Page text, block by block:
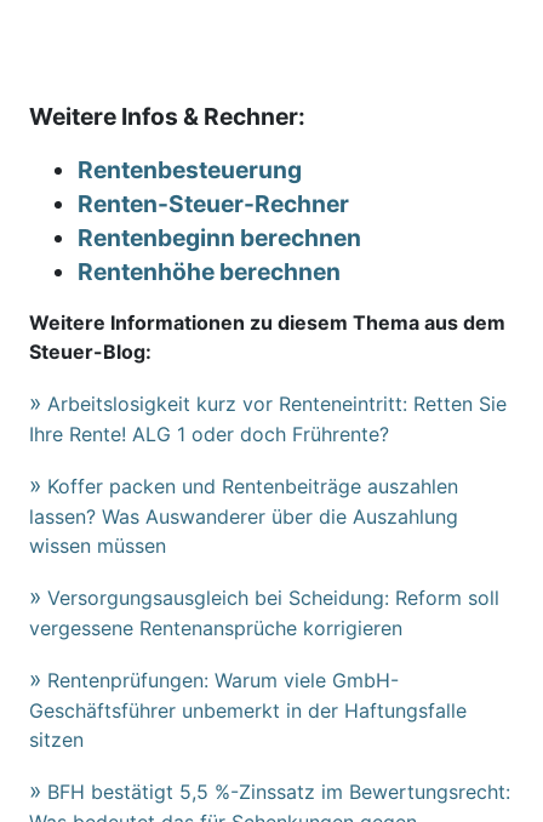
Weitere Infos & Rechner:
Rentenbesteuerung
Renten-Steuer-Rechner
Rentenbeginn berechnen
Rentenhöhe berechnen
Weitere Informationen zu diesem Thema aus dem
Steuer-Blog:
Arbeitslosigkeit kurz vor Renteneintritt: Retten Sie
Ihre Rente! ALG 1 oder doch Frührente?
Koffer packen und Rentenbeiträge auszahlen
lassen? Was Auswanderer über die Auszahlung
wissen müssen
Versorgungsausgleich bei Scheidung: Reform soll
vergessene Rentenansprüche korrigieren
Rentenprüfungen: Warum viele GmbH-
Geschäftsführer unbemerkt in der Haftungsfalle
sitzen
BFH bestätigt 5,5 %-Zinssatz im Bewertungsrecht: